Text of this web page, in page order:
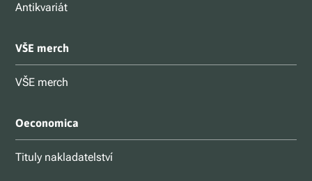
Antikvariát
VŠE merch
VŠE merch
Oeconomica
Tituly nakladatelství